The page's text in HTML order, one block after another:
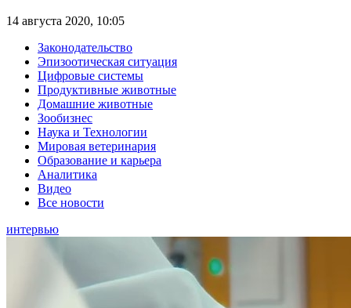
14 августа 2020, 10:05
Законодательство
Эпизоотическая ситуация
Цифровые системы
Продуктивные животные
Домашние животные
Зообизнес
Наука и Технологии
Мировая ветеринария
Образование и карьера
Аналитика
Видео
Все новости
интервью